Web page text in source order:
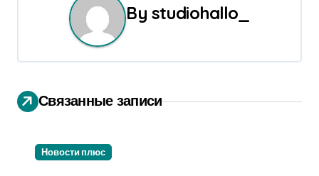
п
By studiohallo_
Связанные записи
Новости плюс